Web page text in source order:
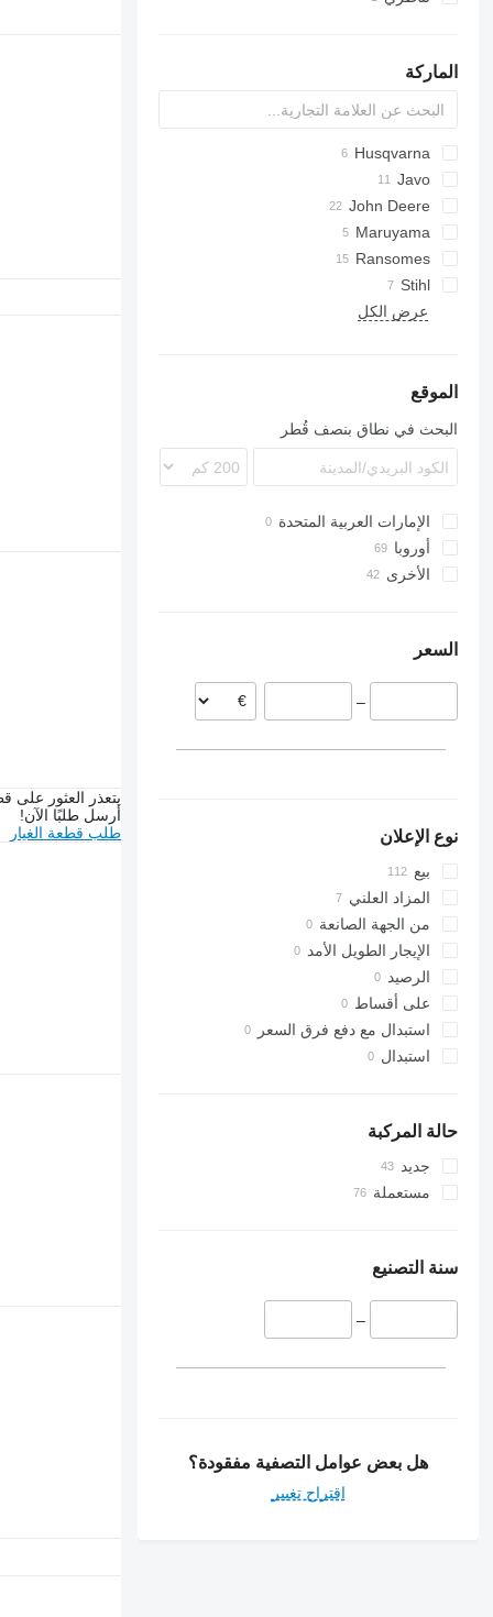
الماركة
Husqvarna
R-seriesJavo
John Deere
2026 R
F-series
Maruyama
L-series
Ransomes
Stihl
FS
عرض الكل
الموقع
البحث في نطاق بنصف قُطر
الإمارات العربية المتحدة
أوروبا
الدنمارك
بولندا
ليتوانيا
الأخرى
السعر
–
نوع الإعلان
بيع
المزاد العلني
من الجهة الصانعة
الإيجار الطويل الأمد
الرصيد
على أقساط
استبدال مع دفع فرق السعر
استبدال
حالة المركبة
جديد
مستعملة
سنة التصنيع
–
هل بعض عوامل التصفية مفقودة؟
اقتراح تغيير
يتعذر العثور على
أرسل طلبًا الآن!
طلب قطعة الغيار